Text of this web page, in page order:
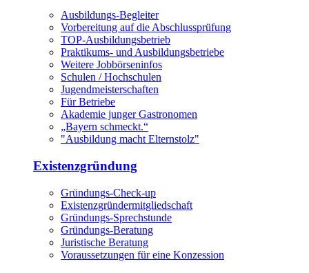
Ausbildungs-Begleiter
Vorbereitung auf die Abschlussprüfung
TOP-Ausbildungsbetrieb
Praktikums- und Ausbildungsbetriebe
Weitere Jobbörseninfos
Schulen / Hochschulen
Jugendmeisterschaften
Für Betriebe
Akademie junger Gastronomen
„Bayern schmeckt.“
"Ausbildung macht Elternstolz"
Existenzgründung
Gründungs-Check-up
Existenzgründermitgliedschaft
Gründungs-Sprechstunde
Gründungs-Beratung
Juristische Beratung
Voraussetzungen für eine Konzession